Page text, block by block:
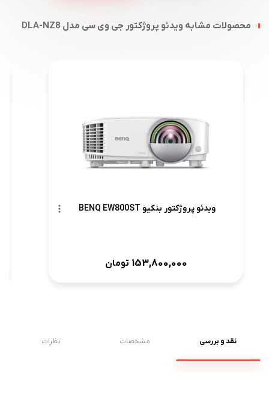
محصولات مشابه ویدئو پروژکتور جی وی سی مدل DLA-NZ8
ویدئو پروژکتور بنکیو BENQ EW800ST
153,800,000 تومان
نقد و بررسی مشخصات نظرات